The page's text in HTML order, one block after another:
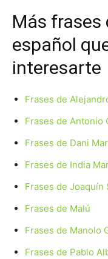
Más frases
español
interesarte
Frases de
Frases de Antonio
Frases de Dani
Frases de India
Frases de Joaquín
Frases de Malú
Frases de Manolo
Frases de Pablo